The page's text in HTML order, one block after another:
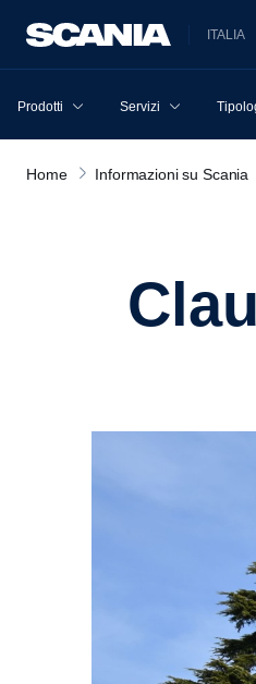
ITALIA
Prodotti Servizi
Home Informazioni su Scania
Claudio Zanella: 78.000 veicoli omologati,